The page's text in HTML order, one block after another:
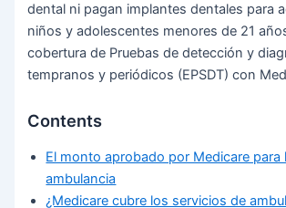
dental ni pagan implantes dentales para
niños y adolescentes menores de 21
cobertura de Pruebas de detección y
tempranos y periódicos (EPSDT) con
Contents
El monto aprobado por Medicare para
ambulancia
¿Medicare cubre los servicios de